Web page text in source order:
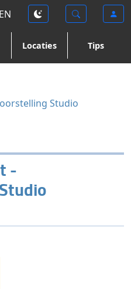
EN
Locaties Tips
Studio
-